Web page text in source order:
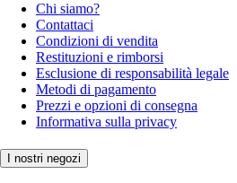
Chi siamo?
Contattaci
Condizioni di vendita
Restituzioni e rimborsi
Esclusione di responsabilità legale
Metodi di pagamento
Prezzi e opzioni di consegna
Informativa sulla privacy
I nostri negozi